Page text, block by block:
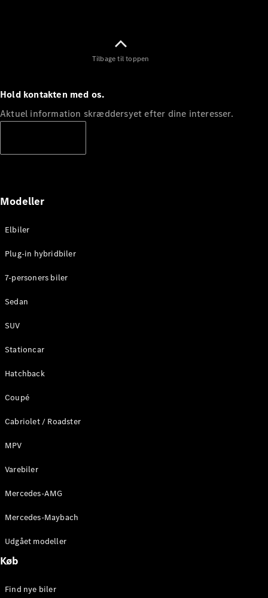
Tilbage til toppen
Hold kontakten med os.
Aktuel information skræddersyet efter dine interesser.
Modeller
Elbiler
Plug-in hybridbiler
7-personers biler
Sedan
SUV
Stationcar
Hatchback
Coupé
Cabriolet / Roadster
MPV
Varebiler
Mercedes-AMG
Mercedes-Maybach
Udgået modeller
Køb
Find nye biler